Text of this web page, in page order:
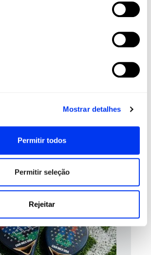
Mostrar detalhes
Permitir todos
Permitir seleção
Rejeitar